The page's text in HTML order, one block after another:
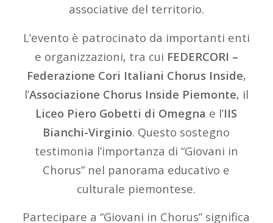
associative del territorio.
L’evento è patrocinato da importanti enti
e organizzazioni, tra cui FEDERCORI –
Federazione Cori Italiani Chorus Inside,
l’Associazione Chorus Inside Piemonte, il
Liceo Piero Gobetti di Omegna e l’IIS
Bianchi-Virginio. Questo sostegno
testimonia l’importanza di “Giovani in
Chorus” nel panorama educativo e
culturale piemontese.
Partecipare a “Giovani in Chorus” significa